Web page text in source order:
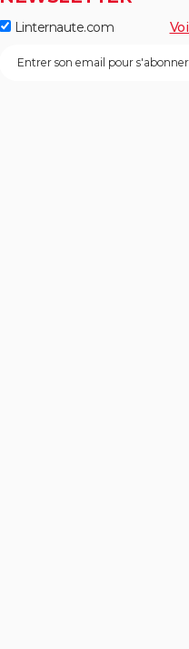
Linternaute.com